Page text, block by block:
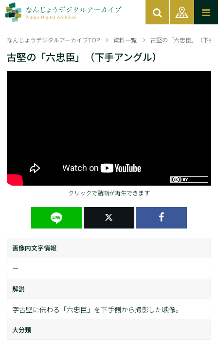
なんじょうデジタルアーカイブTOP 資料一覧 古堅の「六忠臣」（下手
古堅の「六忠臣」（下手アングル）
クリックで動画が再生できます
画像内文字情報
ー
解説
字古堅に伝わる「六忠臣」を下手側から撮影した映像。
大分類